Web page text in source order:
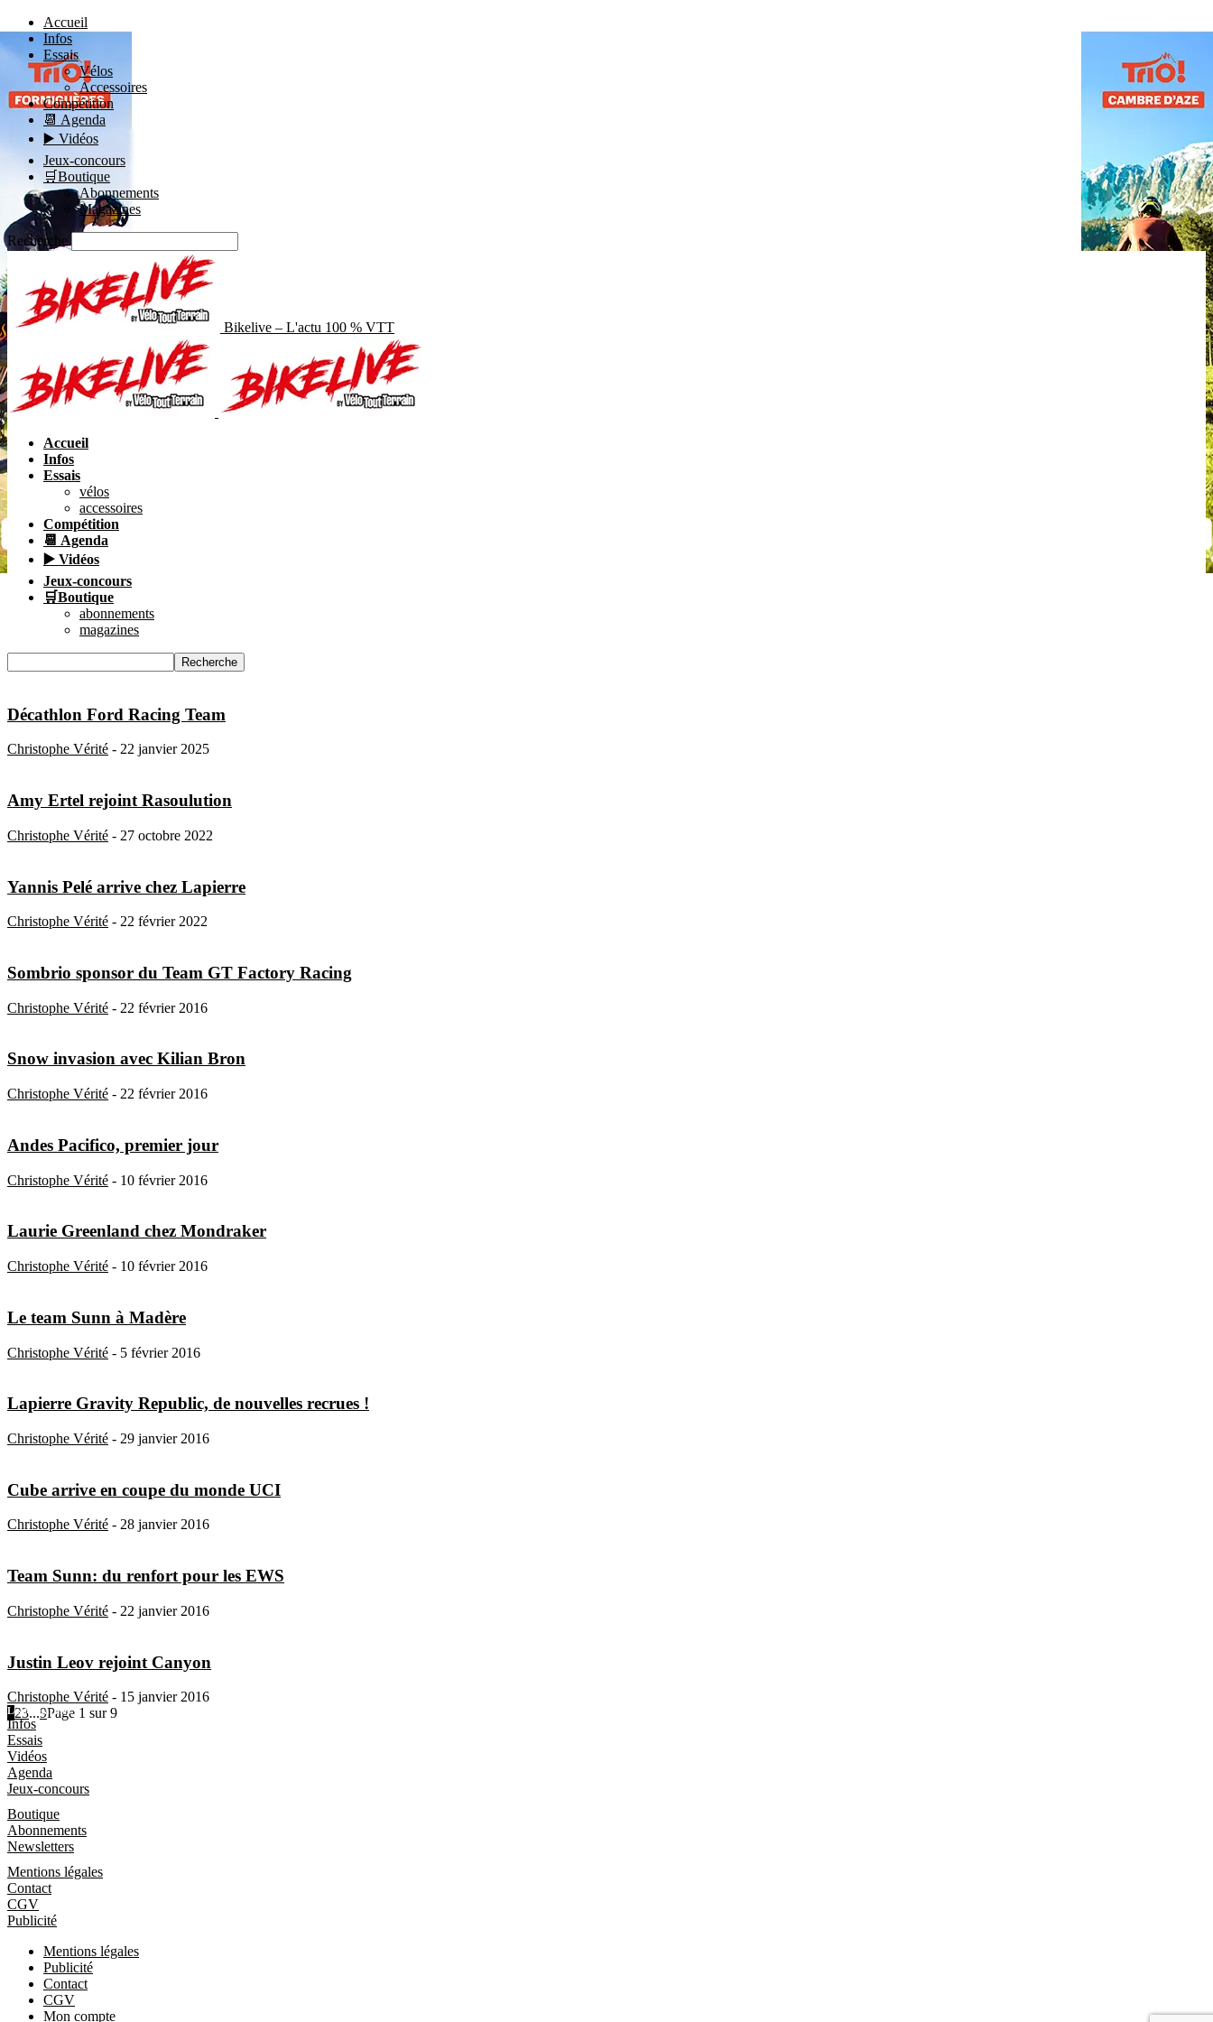
Accueil
Infos
Essais
Vélos
Accessoires
Compétition
📆 Agenda
▶️ Vidéos
Jeux-concours
🛒Boutique
Abonnements
Magazines
Recherche
Bikelive – L'actu 100 % VTT
Accueil
Infos
Essais
vélos
accessoires
Compétition
📆 Agenda
▶️ Vidéos
Jeux-concours
🛒Boutique
abonnements
magazines
Décathlon Ford Racing Team
Christophe Vérité - 22 janvier 2025
Amy Ertel rejoint Rasoulution
Christophe Vérité - 27 octobre 2022
Yannis Pelé arrive chez Lapierre
Christophe Vérité - 22 février 2022
Sombrio sponsor du Team GT Factory Racing
Christophe Vérité - 22 février 2016
Snow invasion avec Kilian Bron
Christophe Vérité - 22 février 2016
Andes Pacifico, premier jour
Christophe Vérité - 10 février 2016
Laurie Greenland chez Mondraker
Christophe Vérité - 10 février 2016
Le team Sunn à Madère
Christophe Vérité - 5 février 2016
Lapierre Gravity Republic, de nouvelles recrues !
Christophe Vérité - 29 janvier 2016
Cube arrive en coupe du monde UCI
Christophe Vérité - 28 janvier 2016
Team Sunn: du renfort pour les EWS
Christophe Vérité - 22 janvier 2016
Justin Leov rejoint Canyon
Christophe Vérité - 15 janvier 2016
123...9Page 1 sur 9
Les Magazines
Infos
Essais
Vidéos
Agenda
Jeux-concours
Boutique
Abonnements
Newsletters
Mentions légales
Contact
CGV
Publicité
Mentions légales
Publicité
Contact
CGV
Mon compte